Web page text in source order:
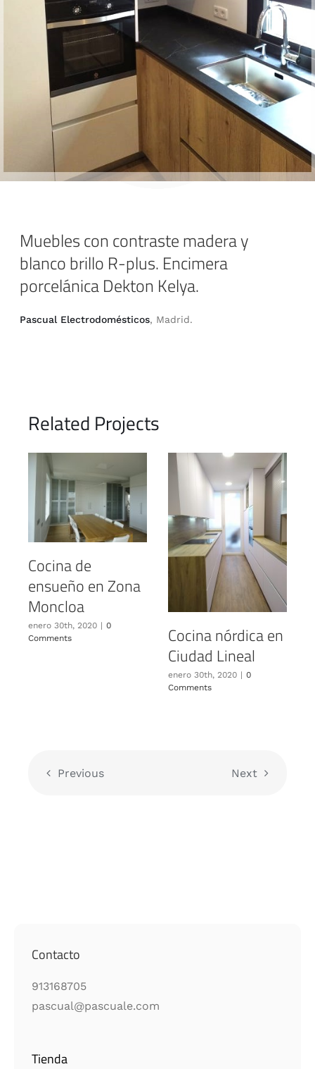
Muebles con contraste madera y
blanco brillo R-plus. Encimera
porcelánica Dekton Kelya.
Pascual Electrodomésticos, Madrid.
Related Projects
Cocina de
ensueño en Zona
Moncloa
enero 30th, 2020 | 0
Comments
Cocina nórdica en
Ciudad Lineal
enero 30th, 2020 | 0
Comments
Previous Next
Contacto
913168705
pascual@pascuale.com
Tienda